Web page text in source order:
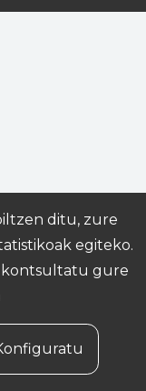
ditu, zure
egiteko.
kontsultatu gure